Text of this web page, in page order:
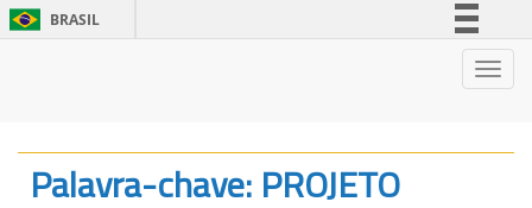
BRASIL
Legislação
Palavra-chave: PROJETO